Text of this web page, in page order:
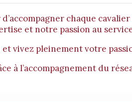
chaque
et notre passion au
et vivez pleinement votre
à l’accompagnement du